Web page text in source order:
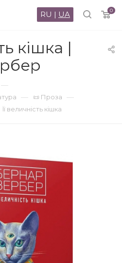
0
RU | UA
кішка |
—
— 📜 Проза —
Її величність кішка